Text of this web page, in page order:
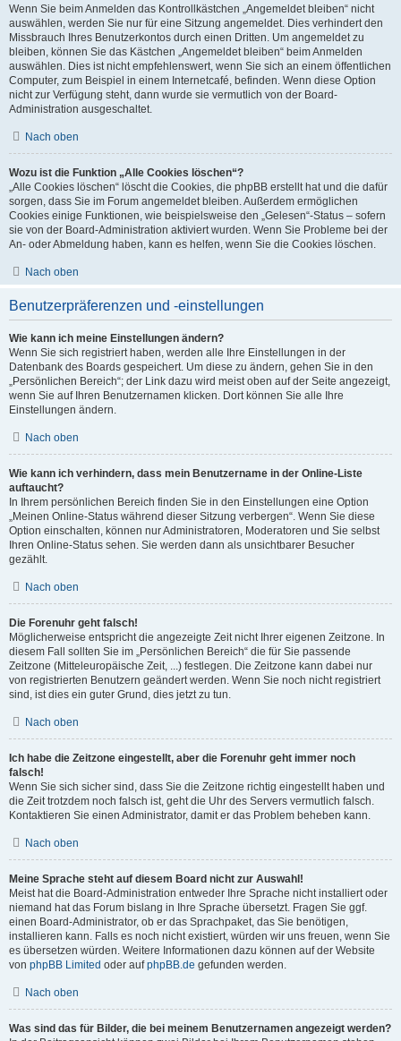
Wenn Sie beim Anmelden das Kontrollkästchen „Angemeldet bleiben“ nicht
auswählen, werden Sie nur für eine Sitzung angemeldet. Dies verhindert den
Missbrauch Ihres Benutzerkontos durch einen Dritten. Um angemeldet zu
bleiben, können Sie das Kästchen „Angemeldet bleiben“ beim Anmelden
auswählen. Dies ist nicht empfehlenswert, wenn Sie sich an einem öffentlichen
Computer, zum Beispiel in einem Internetcafé, befinden. Wenn diese Option
nicht zur Verfügung steht, dann wurde sie vermutlich von der Board-
Administration ausgeschaltet.
Nach oben
Wozu ist die Funktion „Alle Cookies löschen“?
„Alle Cookies löschen“ löscht die Cookies, die phpBB erstellt hat und die dafür
sorgen, dass Sie im Forum angemeldet bleiben. Außerdem ermöglichen
Cookies einige Funktionen, wie beispielsweise den „Gelesen“-Status – sofern
sie von der Board-Administration aktiviert wurden. Wenn Sie Probleme bei der
An- oder Abmeldung haben, kann es helfen, wenn Sie die Cookies löschen.
Nach oben
Benutzerpräferenzen und -einstellungen
Wie kann ich meine Einstellungen ändern?
Wenn Sie sich registriert haben, werden alle Ihre Einstellungen in der
Datenbank des Boards gespeichert. Um diese zu ändern, gehen Sie in den
„Persönlichen Bereich“; der Link dazu wird meist oben auf der Seite angezeigt,
wenn Sie auf Ihren Benutzernamen klicken. Dort können Sie alle Ihre
Einstellungen ändern.
Nach oben
Wie kann ich verhindern, dass mein Benutzername in der Online-Liste
auftaucht?
In Ihrem persönlichen Bereich finden Sie in den Einstellungen eine Option
„Meinen Online-Status während dieser Sitzung verbergen“. Wenn Sie diese
Option einschalten, können nur Administratoren, Moderatoren und Sie selbst
Ihren Online-Status sehen. Sie werden dann als unsichtbarer Besucher
gezählt.
Nach oben
Die Forenuhr geht falsch!
Möglicherweise entspricht die angezeigte Zeit nicht Ihrer eigenen Zeitzone. In
diesem Fall sollten Sie im „Persönlichen Bereich“ die für Sie passende
Zeitzone (Mitteleuropäische Zeit, ...) festlegen. Die Zeitzone kann dabei nur
von registrierten Benutzern geändert werden. Wenn Sie noch nicht registriert
sind, ist dies ein guter Grund, dies jetzt zu tun.
Nach oben
Ich habe die Zeitzone eingestellt, aber die Forenuhr geht immer noch
falsch!
Wenn Sie sich sicher sind, dass Sie die Zeitzone richtig eingestellt haben und
die Zeit trotzdem noch falsch ist, geht die Uhr des Servers vermutlich falsch.
Kontaktieren Sie einen Administrator, damit er das Problem beheben kann.
Nach oben
Meine Sprache steht auf diesem Board nicht zur Auswahl!
Meist hat die Board-Administration entweder Ihre Sprache nicht installiert oder
niemand hat das Forum bislang in Ihre Sprache übersetzt. Fragen Sie ggf.
einen Board-Administrator, ob er das Sprachpaket, das Sie benötigen,
installieren kann. Falls es noch nicht existiert, würden wir uns freuen, wenn Sie
es übersetzen würden. Weitere Informationen dazu können auf der Website
von phpBB Limited oder aufphpBB.de gefunden werden.
Nach oben
Was sind das für Bilder, die bei meinem Benutzernamen angezeigt werden?